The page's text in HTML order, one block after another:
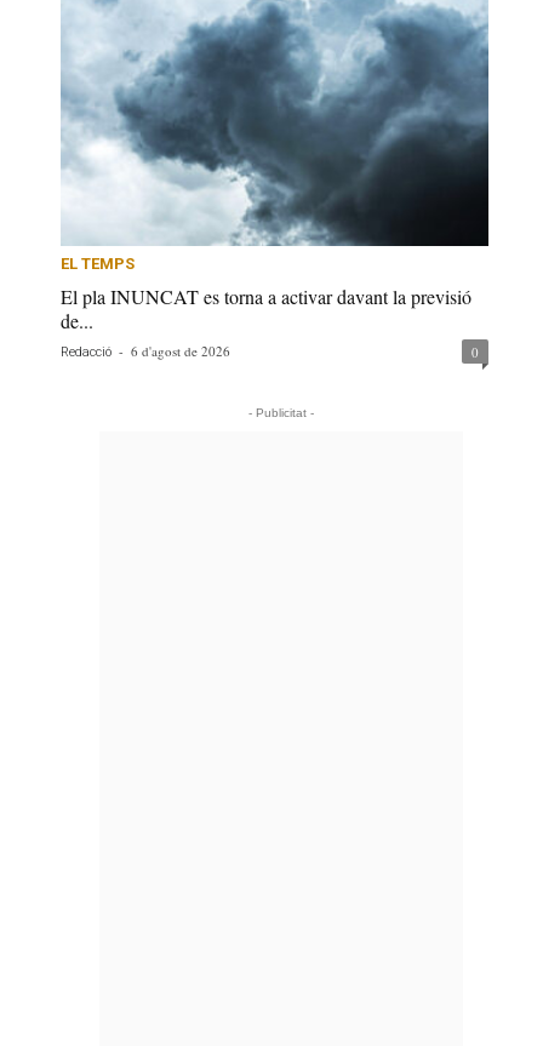
EL TEMPS
El pla INUNCAT es torna a activar davant la previsió
de...
Redacció - 6 d'agost de 2026 0
- Publicitat -